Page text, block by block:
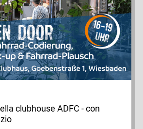
clubhouse ADFC - con